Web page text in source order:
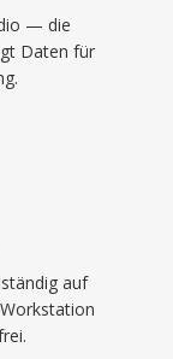
— die
Daten für
auf